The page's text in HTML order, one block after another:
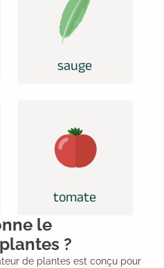
sauge
tomate
le
?
de plantes est conçu pour